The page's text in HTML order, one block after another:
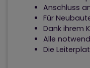
Anschluss
Für
Dank ihrem
Alle
Die